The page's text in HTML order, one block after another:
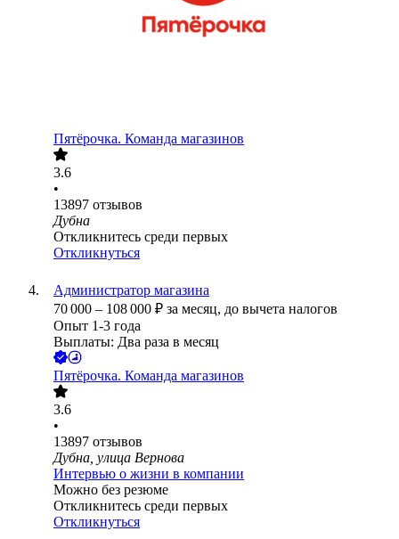
Пятёрочка. Команда магазинов
3.6
•
13897 отзывов
Дубна
Откликнитесь среди первых
Откликнуться
Администратор магазина
70 000 – 108 000 ₽ за месяц, до вычета налогов
Опыт 1-3 года
Выплаты: Два раза в месяц
Пятёрочка. Команда магазинов
3.6
•
13897 отзывов
Дубна, улица Вернова
Интервью о жизни в компании
Можно без резюме
Откликнитесь среди первых
Откликнуться